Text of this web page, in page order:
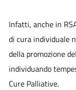
Infatti, anche in
di cura individuale
della promozione
individuando
Cure Palliative.